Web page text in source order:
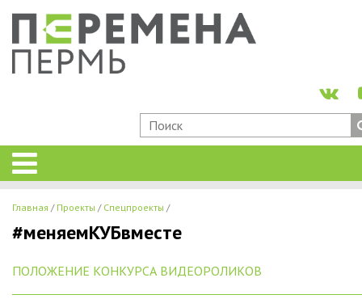
Главная Проекты Спецпроекты
#меняемКУБвместе
ПОЛОЖЕНИЕ КОНКУРСА ВИДЕОРОЛИКОВ